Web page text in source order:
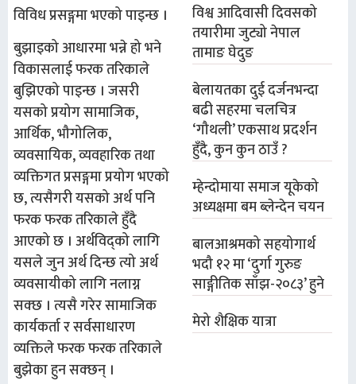
विविध प्रसङ्गमा भएको पाइन्छ ।
बुझाइको आधारमा भन्ने हो भने
विकासलाई फरक तरिकाले
बुझिएको पाइन्छ । जसरी
यसको प्रयोग सामाजिक,
आर्थिक, भौगोलिक,
व्यवसायिक, व्यवहारिक तथा
व्यक्तिगत प्रसङ्गमा प्रयोग भएको
छ, त्यसैगरी यसको अर्थ पनि
फरक फरक तरिकाले हुँदै
आएको छ । अर्थविद्को लागि
यसले जुन अर्थ दिन्छ त्यो अर्थ
व्यवसायीको लागि नलाग्न
सक्छ । त्यसै गरेर सामाजिक
कार्यकर्ता र सर्वसाधारण
व्यक्तिले फरक फरक तरिकाले
बुझेका हुन सक्छन् ।
विश्व आदिवासी दिवसको
तयारीमा जुट्यो नेपाल
तामाङ घेदुङ
बेलायतका दुई दर्जनभन्दा
बढी सहरमा चलचित्र
‘गौथली’ एकसाथ प्रदर्शन
हुँदै, कुन कुन ठाउँ ?
म्हेन्दोमाया समाज यूकेको
अध्यक्षमा बम ब्लेन्देन चयन
बालआश्रमको सहयोगार्थ
भदौ १२ मा ‘दुर्गा गुरुङ
साङ्गीतिक साँझ-२०८३’ हुने
मेरो शैक्षिक यात्रा